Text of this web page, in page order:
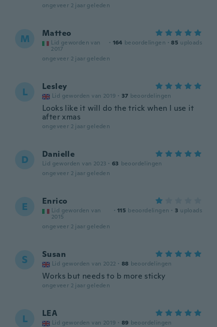
ongeveer 2 jaar geleden
M Matteo
Lid geworden van
2017
· 164 beoordelingen · 85 uploads
ongeveer 2 jaar geleden
L Lesley
Lid geworden van 2019 · 37 beoordelingen
Looks like it will do the trick when l use it
after xmas
ongeveer 2 jaar geleden
D Danielle
Lid geworden van 2023 · 63 beoordelingen
ongeveer 2 jaar geleden
E Enrico
Lid geworden van
2015
· 115 beoordelingen · 3 uploads
ongeveer 2 jaar geleden
S Susan
Lid geworden van 2022 · 88 beoordelingen
Works but needs to b more sticky
ongeveer 2 jaar geleden
L LEA
Lid geworden van 2019 · 89 beoordelingen